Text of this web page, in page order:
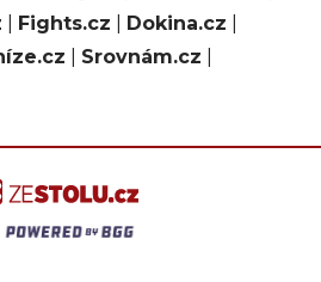
Fights.cz Dokina.cz
Srovnám.cz